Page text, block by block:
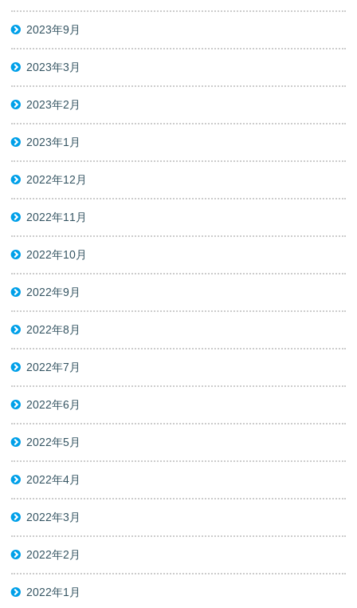
2023年9月
2023年3月
2023年2月
2023年1月
2022年12月
2022年11月
2022年10月
2022年9月
2022年8月
2022年7月
2022年6月
2022年5月
2022年4月
2022年3月
2022年2月
2022年1月